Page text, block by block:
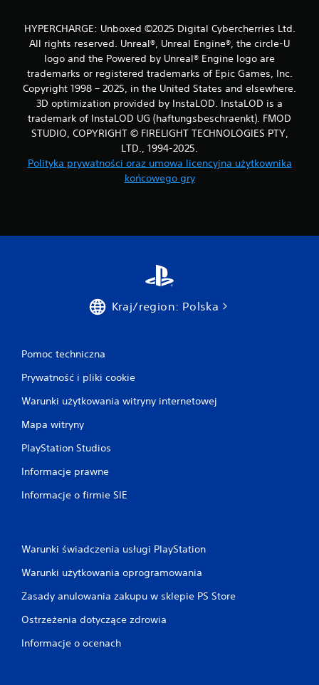
HYPERCHARGE: Unboxed ©2025 Digital Cybercherries Ltd.
All rights reserved. Unreal®, Unreal Engine®, the circle-U
logo and the Powered by Unreal® Engine logo are
trademarks or registered trademarks of Epic Games, Inc.
Copyright 1998 – 2025, in the United States and elsewhere.
3D optimization provided by InstaLOD. InstaLOD is a
trademark of InstaLOD UG (haftungsbeschraenkt). FMOD
STUDIO, COPYRIGHT © FIRELIGHT TECHNOLOGIES PTY,
LTD., 1994-2025.
Polityka prywatności oraz umowa licencyjna użytkownika
końcowego gry
Kraj/region: Polska
Pomoc techniczna
Prywatność i pliki cookie
Warunki użytkowania witryny internetowej
Mapa witryny
PlayStation Studios
Informacje prawne
Informacje o firmie SIE
Warunki świadczenia usługi PlayStation
Warunki użytkowania oprogramowania
Zasady anulowania zakupu w sklepie PS Store
Ostrzeżenia dotyczące zdrowia
Informacje o ocenach